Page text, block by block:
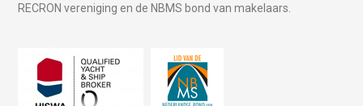
RECRON vereniging en de NBMS bond van makelaars.